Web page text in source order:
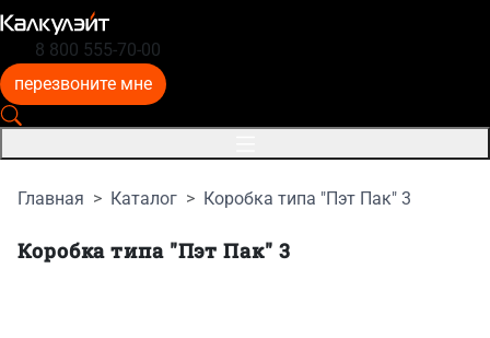
8 800 555-70-00
перезвоните мне
Главная Каталог Коробка типа "Пэт Пак" 3
Коробка типа "Пэт Пак" 3